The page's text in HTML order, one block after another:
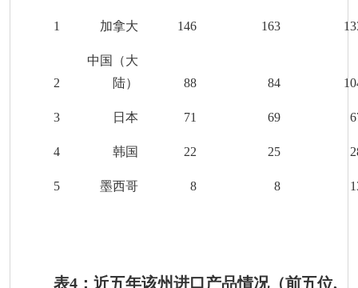
1 加拿大 146 163
2
中国（大
陆）
88 84
3 日本 71 69
4 韩国 22 25
5 墨西哥 8 8
表4：近五年该州进口产品情况（前五位,